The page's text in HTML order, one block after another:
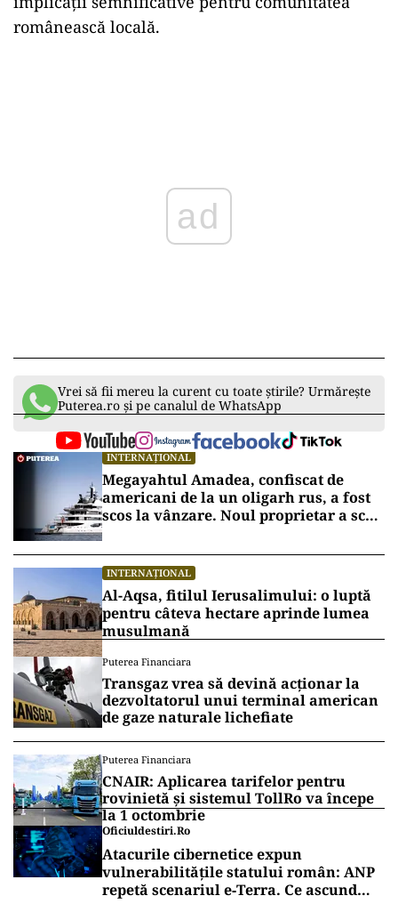
românească locală.
ad
Vrei să fii mereu la curent cu toate știrile? Urmărește
Puterea.ro și pe canalul de WhatsApp
INTERNAȚIONAL
Megayahtul Amadea, confiscat de
americani de la un oligarh rus, a fost
scos la vânzare. Noul proprietar a scos
INTERNAȚIONAL
Al-Aqsa, fitilul Ierusalimului: o luptă
pentru câteva hectare aprinde lumea
musulmană
Puterea Financiara
Transgaz vrea să devină acționar la
dezvoltatorul unui terminal american
de gaze naturale lichefiate
Puterea Financiara
CNAIR: Aplicarea tarifelor pentru
rovinietă și sistemul TollRo va începe
la 1 octombrie
Oficiuldestiri.ro
Atacurile cibernetice expun
vulnerabilitățile statului român: ANP
repetă scenariul e‑Terra. Ce ascund